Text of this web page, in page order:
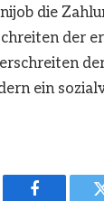
die
der
ein